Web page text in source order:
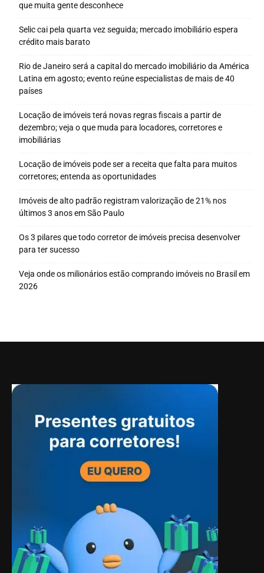
que muita gente desconhece
Selic cai pela quarta vez seguida; mercado imobiliário espera
crédito mais barato
Rio de Janeiro será a capital do mercado imobiliário da América
Latina em agosto; evento reúne especialistas de mais de 40
países
Locação de imóveis terá novas regras fiscais a partir de
dezembro; veja o que muda para locadores, corretores e
imobiliárias
Locação de imóveis pode ser a receita que falta para muitos
corretores; entenda as oportunidades
Imóveis de alto padrão registram valorização de 21% nos
últimos 3 anos em São Paulo
Os 3 pilares que todo corretor de imóveis precisa desenvolver
para ter sucesso
Veja onde os milionários estão comprando imóveis no Brasil em
2026